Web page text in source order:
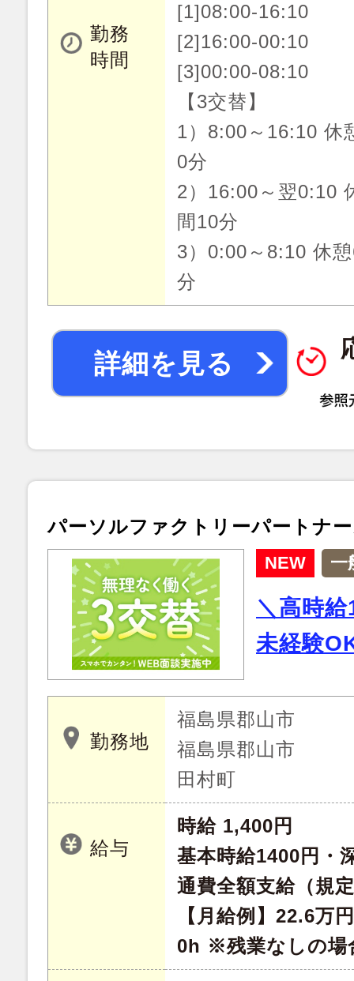
勤務
時間
[1]08:00-16:10
[2]16:00-00:10
[3]00:00-08:10
【3交替】
1）8:00～16:10 休
0分
2）16:00～翌0:10
間10分
3）0:00～8:10 休
分
詳細を見る
パーソルファクトリーパートナ
NEW 一
＼高時
未経験
勤務地
福島県郡山市
福島県郡山市
田村町
給与
時給 1,400円
基本時給1400円・
通費全額支給（規
【月給例】22.6万
0h ※残業なしの場